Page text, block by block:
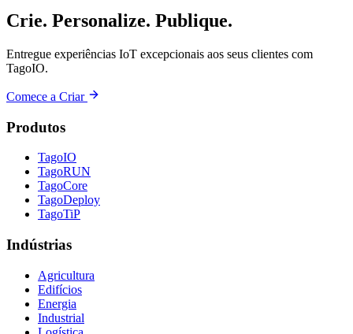
Crie. Personalize. Publique.
Entregue experiências IoT excepcionais aos seus clientes com
TagoIO.
Comece a Criar
Produtos
TagoIO
TagoRUN
TagoCore
TagoDeploy
TagoTiP
Indústrias
Agricultura
Edifícios
Energia
Industrial